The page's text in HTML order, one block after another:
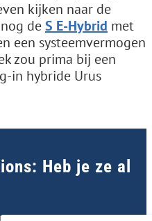
kijken naar de
deS E-Hybrid met
een systeemvermogen
zou prima bij een
in hybride Urus
Heb je ze al